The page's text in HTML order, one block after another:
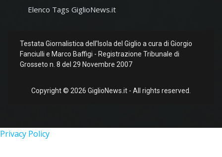
Elenco Tags GiglioNews.it
Testata Giornalistica dell'Isola del Giglio a cura di Giorgio
Fanciulli e Marco Baffigi - Registrazione Tribunale di
Grosseto n. 8 del 29 Novembre 2007
Copyright © 2026 GiglioNews.it - All rights reserved.
Privacy Policy